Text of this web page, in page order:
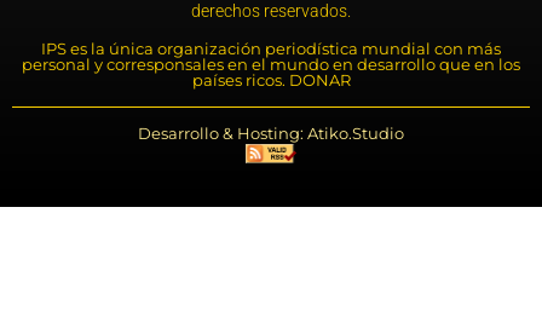
derechos reservados.
IPS es la única organización periodística mundial con más
personal y corresponsales en el mundo en desarrollo que en los
países ricos. DONAR
Desarrollo & Hosting: Atiko.Studio